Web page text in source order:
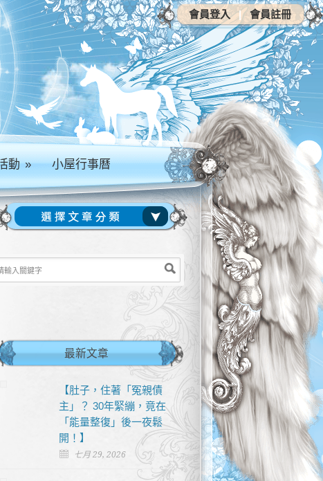
動» 小屋行事曆
最新文章
【肚子，住著「冤親債
主」？ 30年緊繃，竟在
「能量整復」後一夜鬆
開！】
七月 29, 2026
會員登入 | 會員註冊